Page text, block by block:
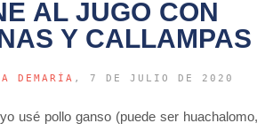
AL JUGO CON
Y CALLAMPAS
DEMARÍA , 7 DE JULIO DE 2020
usé pollo ganso (puede ser huachalomo,